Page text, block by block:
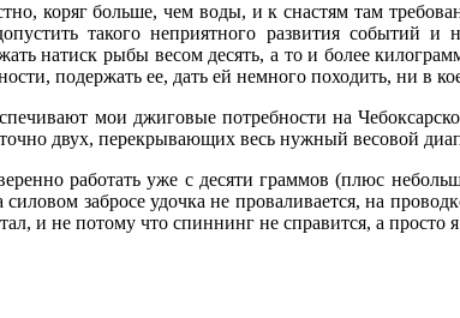
коряг больше, чем воды, и к снастям там
такого неприятного развития событий
натиск рыбы весом десять, а то и более
подержать ее, дать ей немного походить, ни в
мои джиговые потребности на
двух, перекрывающих весь нужный весовой
работать уже с десяти граммов (плюс
забросе удочка не проваливается, на
и не потому что спиннинг не справится, а